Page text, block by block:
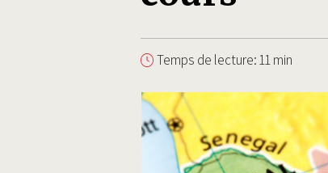
Temps de lecture: 11 min